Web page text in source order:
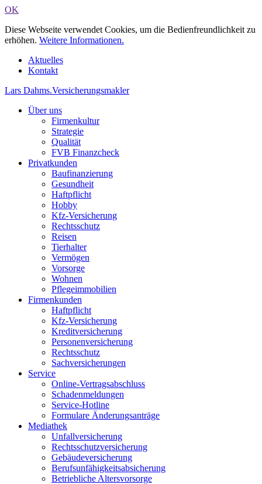
OK
Diese Webseite verwendet Cookies, um die Bedienfreundlichkeit zu
erhöhen. Weitere Informationen.
Aktuelles
Kontakt
Lars Dahms.Versicherungsmakler
Über uns
Firmenkultur
Strategie
Qualität
FVB Finanzcheck
Privatkunden
Baufinanzierung
Gesundheit
Haftpflicht
Hobby
Kfz-Versicherung
Rechtsschutz
Reisen
Tierhalter
Vermögen
Vorsorge
Wohnen
Pflegeimmobilien
Firmenkunden
Haftpflicht
Kfz-Versicherung
Kreditversicherung
Personenversicherung
Rechtsschutz
Sachversicherungen
Service
Online-Vertragsabschluss
Schadenmeldungen
Service-Hotline
Formulare Änderungsanträge
Mediathek
Unfallversicherung
Rechtsschutzversicherung
Gebäudeversicherung
Berufsunfähigkeitsabsicherung
Betriebliche Altersvorsorge